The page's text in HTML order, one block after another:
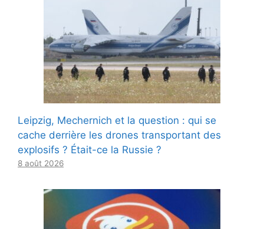
Leipzig, Mechernich et la question : qui se
cache derrière les drones transportant des
explosifs ? Était-ce la Russie ?
8 août 2026